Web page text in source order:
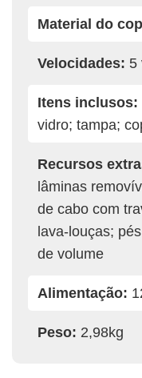
Material do
Velocidades: 5
Itens inclusos:
vidro; tampa;
Recursos
lâminas
de cabo com
lava-louças;
de volume
Alimentação:
Peso: 2,98kg